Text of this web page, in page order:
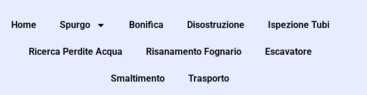
Home Spurgo Bonifica Disostruzione Ispezione Tubi
Ricerca Perdite Acqua Risanamento Fognario Escavatore
Smaltimento Trasporto